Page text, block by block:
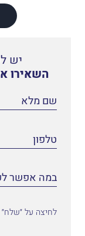
יש
השאירו
לחיצה על